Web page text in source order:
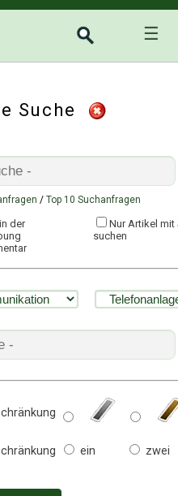
☰
Suche
/ Top 10 Suchanfragen
der
Nur Artikel
suchen
ein zwei